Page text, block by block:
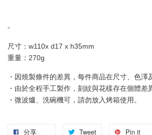
-
尺寸：w110x d17 x h35mm
重量：270g
・因燒製條件的差異，每件商品在尺寸、色澤
・由於全程手工製作，刻紋與花樣存在個體差
・微波爐、洗碗機可，請勿放入烤箱使用。
分享 Tweet Pin it